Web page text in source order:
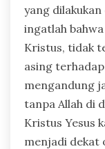
yang
ingatlah
Kristus, tidak
asing
mengandung
tanpa Allah di
Kristus Yesus
menjadi dekat